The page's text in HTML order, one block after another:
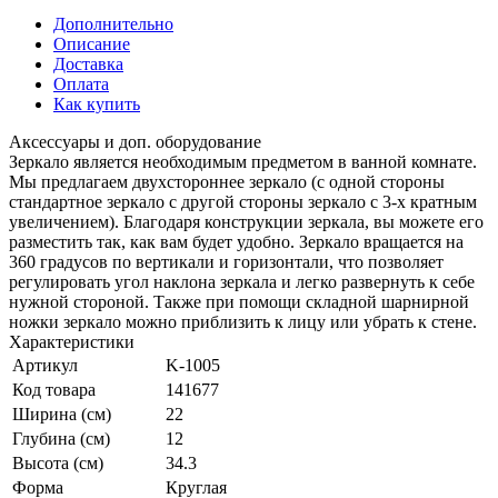
Дополнительно
Описание
Доставка
Оплата
Как купить
Аксессуары и доп. оборудование
Зеркало является необходимым предметом в ванной комнате.
Мы предлагаем двухстороннее зеркало (с одной стороны
стандартное зеркало с другой стороны зеркало с 3-х кратным
увеличением). Благодаря конструкции зеркала, вы можете его
разместить так, как вам будет удобно. Зеркало вращается на
360 градусов по вертикали и горизонтали, что позволяет
регулировать угол наклона зеркала и легко развернуть к себе
нужной стороной. Также при помощи складной шарнирной
ножки зеркало можно приблизить к лицу или убрать к стене.
Характеристики
Артикул
K-1005
Код товара
141677
Ширина (см)
22
Глубина (см)
12
Высота (см)
34.3
Форма
Круглая